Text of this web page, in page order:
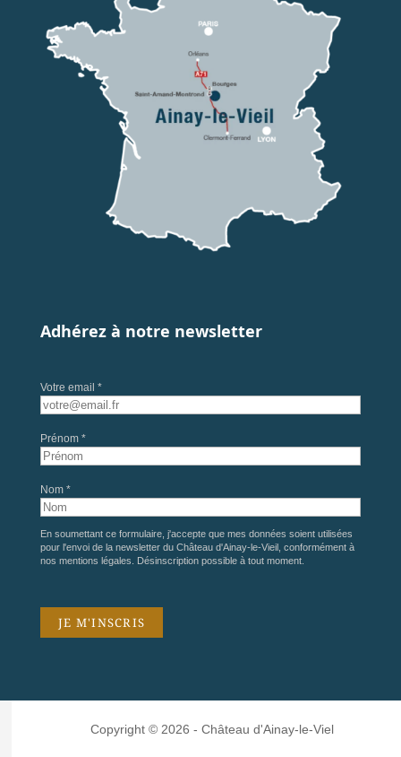
Adhérez à notre newsletter
Votre email *
Prénom *
Nom *
En soumettant ce formulaire, j'accepte que mes données soient utilisées
pour l'envoi de la newsletter du Château d'Ainay-le-Vieil, conformément à
nos mentions légales . Désinscription possible à tout moment.
Copyright © 2026 - Château d'Ainay-le-Viel